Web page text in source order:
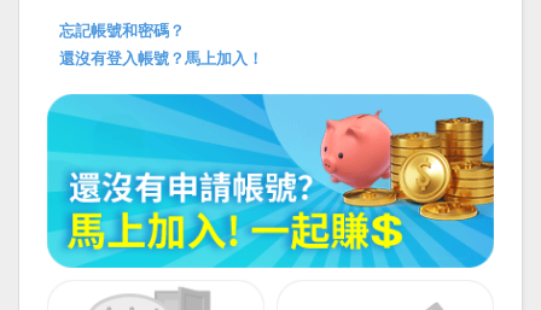
忘記帳號和密碼？
還沒有登入帳號？馬上加入！